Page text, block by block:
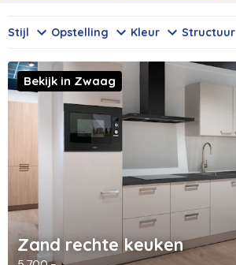
Stijl Opstelling Kleur Structuur
Zand rechte keuken
Bekijk in Zwaag